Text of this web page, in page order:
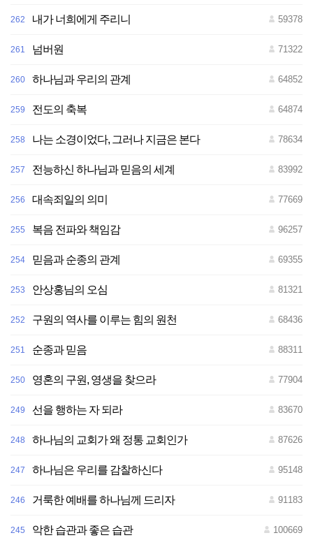
262 내가 너희에게 주리니 59378
261 넘버원 71322
260 하나님과 우리의 관계 64852
259 전도의 축복 64874
258 나는 소경이었다, 그러나 지금은 본다 78634
257 전능하신 하나님과 믿음의 세계 83992
256 대속죄일의 의미 77669
255 복음 전파와 책임감 96257
254 믿음과 순종의 관계 69355
253 안상홍님의 오심 81321
252 구원의 역사를 이루는 힘의 원천 68436
251 순종과 믿음 88311
250 영혼의 구원, 영생을 찾으라 77904
249 선을 행하는 자 되라 83670
248 하나님의 교회가 왜 정통 교회인가 87626
247 하나님은 우리를 감찰하신다 95148
246 거룩한 예배를 하나님께 드리자 91183
245 악한 습관과 좋은 습관 100669